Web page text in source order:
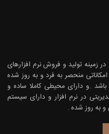
صبا بیش از 15 سال در زمینه تولید و فروش نرم افزارهای
منحصر به فرد و به روز شده
.و دارای محیطی کاملا ساده و
در نرم افزار و دارای سیستم
به روز شده .